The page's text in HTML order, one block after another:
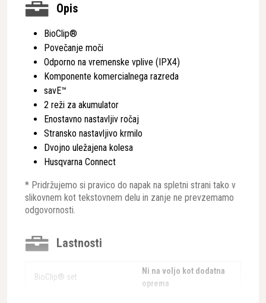
Opis
BioClip®
Povečanje moči
Odporno na vremenske vplive (IPX4)
Komponente komercialnega razreda
savE™
2 reži za akumulator
Enostavno nastavljiv ročaj
Stransko nastavljivo krmilo
Dvojno uležajena kolesa
Husqvarna Connect
* Pridržujemo si pravico do napak na spletni strani tako v
slikovnem kot tekstovnem delu in zanje ne prevzemamo
odgovornosti.
Lastnosti
BioClip® set
Ni na voljo kot dodatna
oprema